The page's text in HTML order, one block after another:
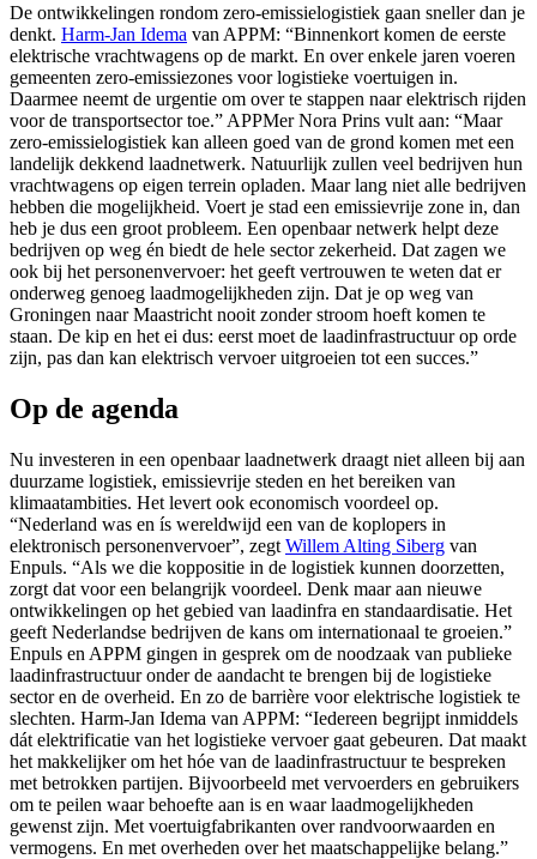
De ontwikkelingen rondom zero-emissielogistiek gaan sneller dan je
denkt. Harm-Jan Idema van APPM: “Binnenkort komen de eerste
elektrische vrachtwagens op de markt. En over enkele jaren voeren
gemeenten zero-emissiezones voor logistieke voertuigen in.
Daarmee neemt de urgentie om over te stappen naar elektrisch rijden
voor de transportsector toe.” APPMer Nora Prins vult aan: “Maar
zero-emissielogistiek kan alleen goed van de grond komen met een
landelijk dekkend laadnetwerk. Natuurlijk zullen veel bedrijven hun
vrachtwagens op eigen terrein opladen. Maar lang niet alle bedrijven
hebben die mogelijkheid. Voert je stad een emissievrije zone in, dan
heb je dus een groot probleem. Een openbaar netwerk helpt deze
bedrijven op weg én biedt de hele sector zekerheid. Dat zagen we
ook bij het personenvervoer: het geeft vertrouwen te weten dat er
onderweg genoeg laadmogelijkheden zijn. Dat je op weg van
Groningen naar Maastricht nooit zonder stroom hoeft komen te
staan. De kip en het ei dus: eerst moet de laadinfrastructuur op orde
zijn, pas dan kan elektrisch vervoer uitgroeien tot een succes.”
Op de agenda
Nu investeren in een openbaar laadnetwerk draagt niet alleen bij aan
duurzame logistiek, emissievrije steden en het bereiken van
klimaatambities. Het levert ook economisch voordeel op.
“Nederland was en ís wereldwijd een van de koplopers in
elektronisch personenvervoer”, zegt Willem Alting Siberg van
Enpuls. “Als we die koppositie in de logistiek kunnen doorzetten,
zorgt dat voor een belangrijk voordeel. Denk maar aan nieuwe
ontwikkelingen op het gebied van laadinfra en standaardisatie. Het
geeft Nederlandse bedrijven de kans om internationaal te groeien.”
Enpuls en APPM gingen in gesprek om de noodzaak van publieke
laadinfrastructuur onder de aandacht te brengen bij de logistieke
sector en de overheid. En zo de barrière voor elektrische logistiek te
slechten. Harm-Jan Idema van APPM: “Iedereen begrijpt inmiddels
dát elektrificatie van het logistieke vervoer gaat gebeuren. Dat maakt
het makkelijker om het hóe van de laadinfrastructuur te bespreken
met betrokken partijen. Bijvoorbeeld met vervoerders en gebruikers
om te peilen waar behoefte aan is en waar laadmogelijkheden
gewenst zijn. Met voertuigfabrikanten over randvoorwaarden en
vermogens. En met overheden over het maatschappelijke belang.”